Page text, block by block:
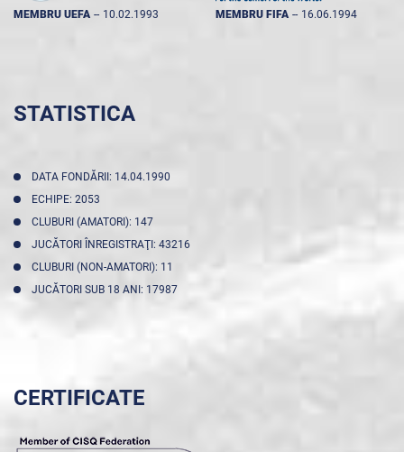
MEMBRU UEFA -- 10.02.1993 MEMBRU FIFA -- 16.06.1994
STATISTICA
DATA FONDĂRII: 14.04.1990
ECHIPE: 2053
CLUBURI (AMATORI): 147
JUCĂTORI ÎNREGISTRAŢI: 43216
CLUBURI (NON-AMATORI): 11
JUCĂTORI SUB 18 ANI: 17987
CERTIFICATE